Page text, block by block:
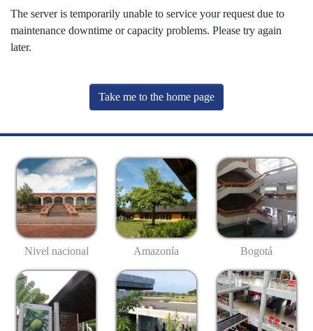
The server is temporarily unable to service your request due to
maintenance downtime or capacity problems. Please try again
later.
Take me to the home page
Nivel nacional Amazonía Bogotá